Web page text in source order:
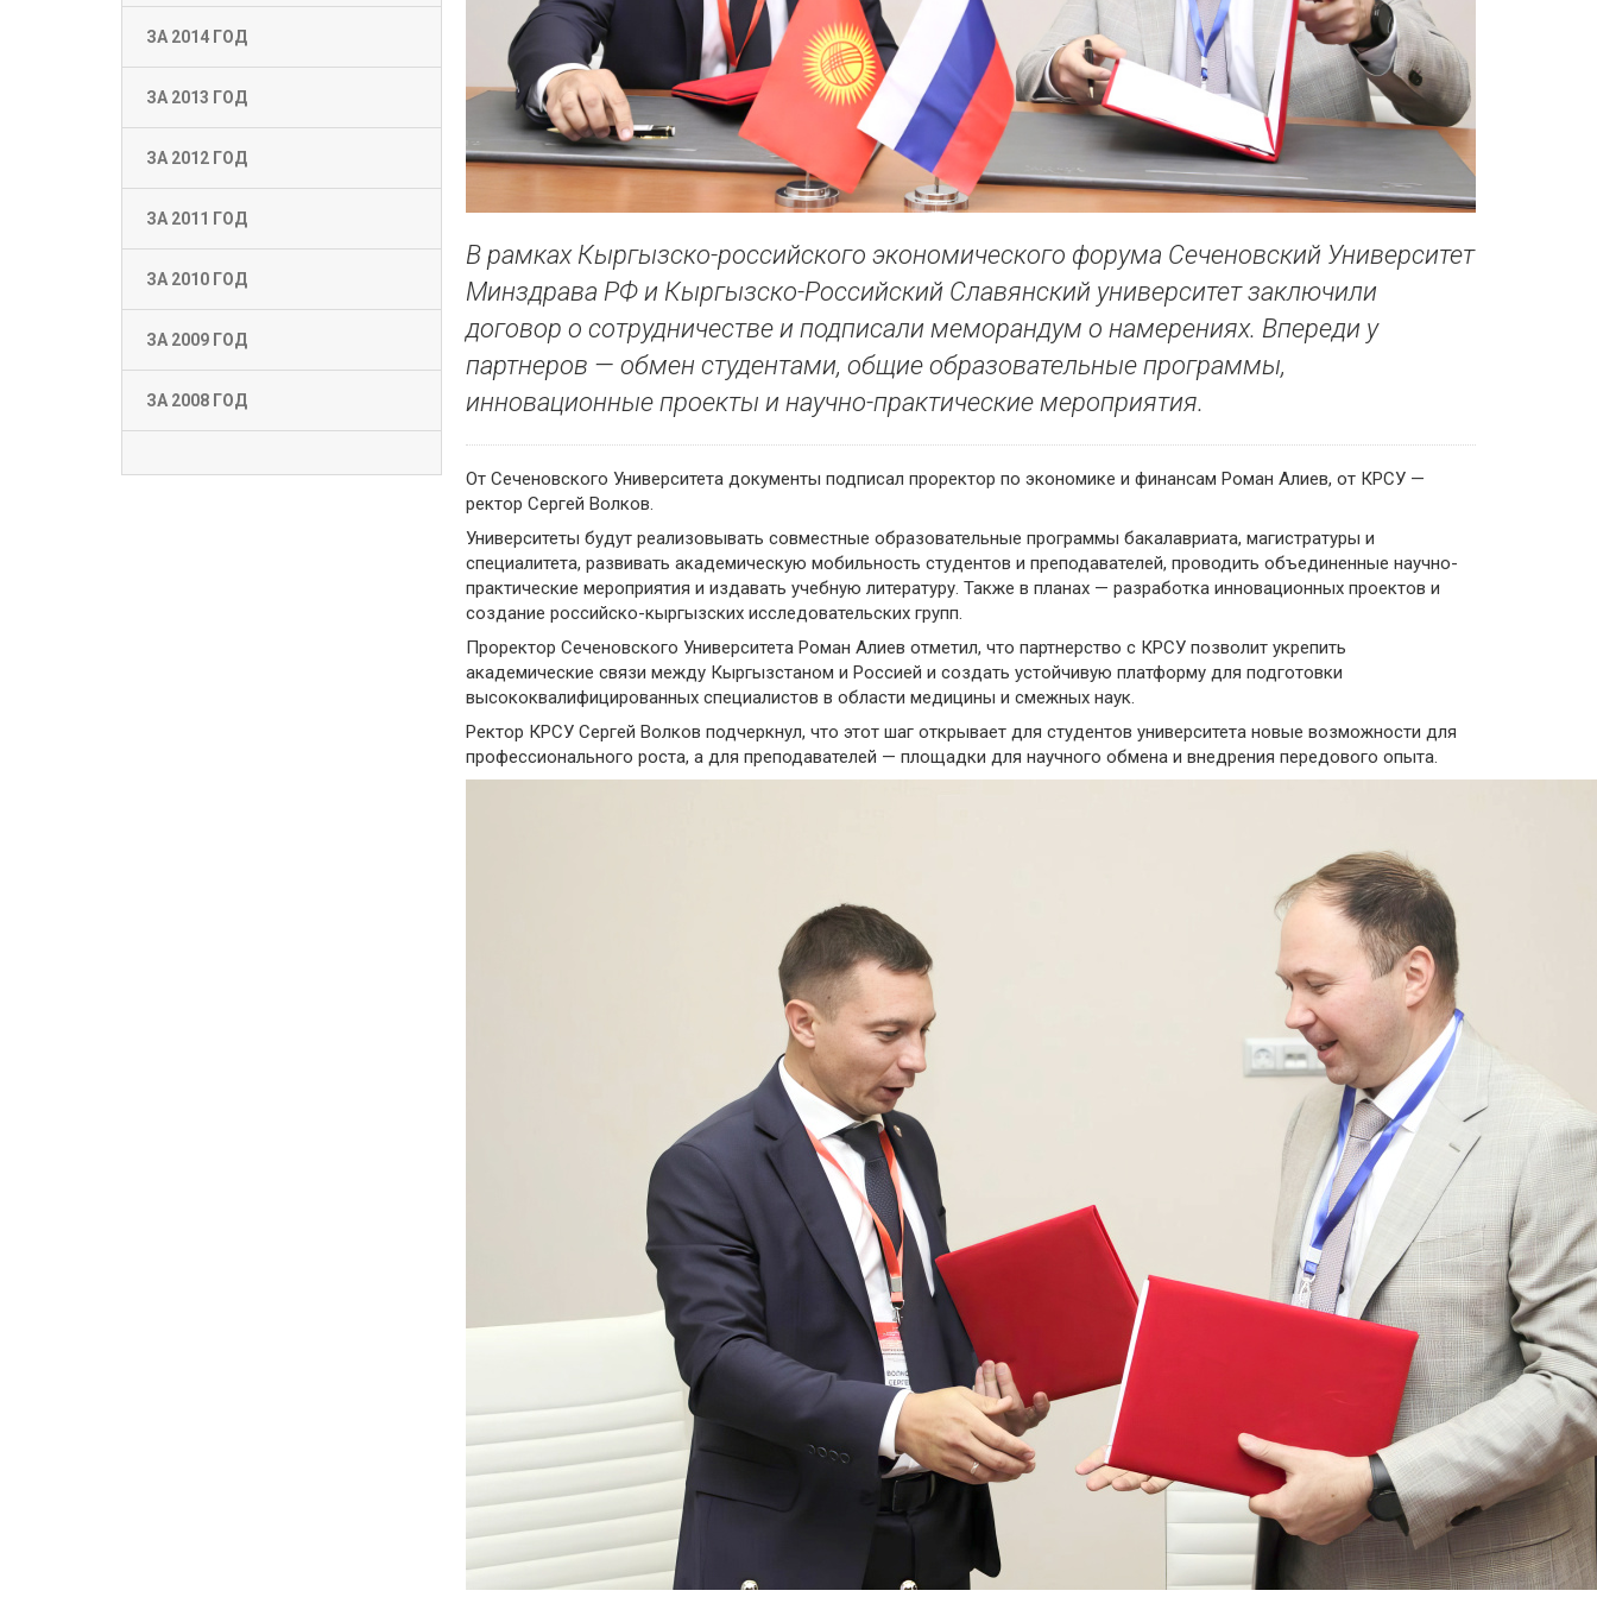
ЗА 2014 ГОД
ЗА 2013 ГОД
ЗА 2012 ГОД
ЗА 2011 ГОД
ЗА 2010 ГОД
ЗА 2009 ГОД
ЗА 2008 ГОД
В рамках Кыргызско-российского экономического форума Сеченовский Университет
Минздрава РФ и Кыргызско-Российский Славянский университет заключили
договор о сотрудничестве и подписали меморандум о намерениях. Впереди у
партнеров — обмен студентами, общие образовательные программы,
инновационные проекты и научно-практические мероприятия.
От Сеченовского Университета документы подписал проректор по экономике и финансам Роман Алиев, от КРСУ —
ректор Сергей Волков.
Университеты будут реализовывать совместные образовательные программы бакалавриата, магистратуры и
специалитета, развивать академическую мобильность студентов и преподавателей, проводить объединенные научно-
практические мероприятия и издавать учебную литературу. Также в планах — разработка инновационных проектов и
создание российско-кыргызских исследовательских групп.
Проректор Сеченовского Университета Роман Алиев отметил, что партнерство с КРСУ позволит укрепить
академические связи между Кыргызстаном и Россией и создать устойчивую платформу для подготовки
высококвалифицированных специалистов в области медицины и смежных наук.
Ректор КРСУ Сергей Волков подчеркнул, что этот шаг открывает для студентов университета новые возможности для
профессионального роста, а для преподавателей — площадки для научного обмена и внедрения передового опыта.